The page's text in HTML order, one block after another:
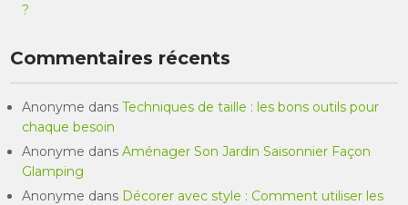
?
Commentaires récents
Anonyme dansTechniques de taille : les bons outils pour
chaque besoin
Anonyme dansAménager Son Jardin Saisonnier Façon
Glamping
Anonyme dans Décorer avec style : Comment utiliser les